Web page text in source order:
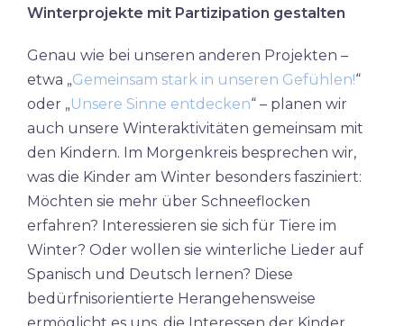
Winterprojekte mit Partizipation gestalten
Genau wie bei unseren anderen Projekten –
etwa „Gemeinsam stark in unseren Gefühlen!“
oder „Unsere Sinne entdecken“ – planen wir
auch unsere Winteraktivitäten gemeinsam mit
den Kindern. Im Morgenkreis besprechen wir,
was die Kinder am Winter besonders fasziniert:
Möchten sie mehr über Schneeflocken
erfahren? Interessieren sie sich für Tiere im
Winter? Oder wollen sie winterliche Lieder auf
Spanisch und Deutsch lernen? Diese
bedürfnisorientierte Herangehensweise
ermöglicht es uns, die Interessen der Kinder